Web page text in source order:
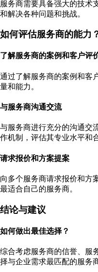
服务商需要具备强大的技术
和解决各种问题和挑战。
如何评估服务商的能力
了解服务商的案例和客户评
通过了解服务商的案例和客
量和能力。
与服务商沟通交流
与服务商进行充分的沟通交
作机制，评估其专业水平和
请求报价和方案提案
向多个服务商请求报价和方
最适合自己的服务商。
结论与建议
如何做出最佳选择？
综合考虑服务商的信誉、服
择与企业需求最匹配的服务商